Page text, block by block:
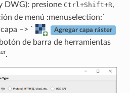
DWG): presione Ctrl+Shift+R,
de menú :menuselection:`
–> `
Agregar capa ráster
de barra de herramientas
.